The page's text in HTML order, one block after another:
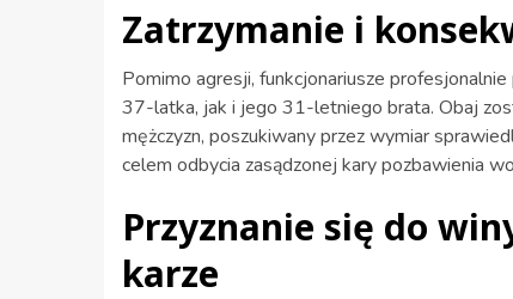
Zatrzymanie i
Pomimo agresji, funkcjonariusze
37-latka, jak i jego 31-letniego brata. Obaj
mężczyzn, poszukiwany przez wymiar
celem odbycia zasądzonej kary pozbawienia
Przyznanie się do
karze